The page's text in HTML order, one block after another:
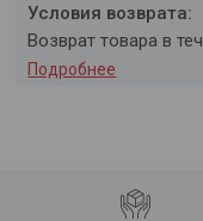
возврат товара в
Подробнее